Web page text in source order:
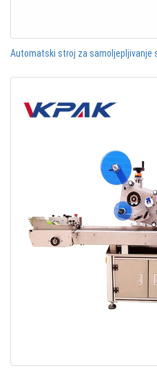
Automatski stroj za samoljepljivanje